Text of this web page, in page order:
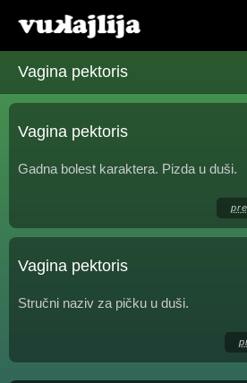
Vagina pektoris
Vagina pektoris
Gadna bolest karaktera. Pizda u duši.
Vagina pektoris
Stručni naziv za pičku u duši.